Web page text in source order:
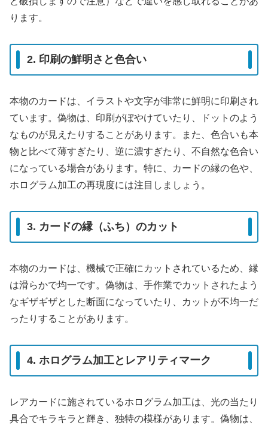
ります。
2. 印刷の鮮明さと色合い
本物のカードは、イラストや文字が非常に鮮明に印刷され
ています。偽物は、印刷がぼやけていたり、ドットのよう
なものが見えたりすることがあります。また、色合いも本
物と比べて薄すぎたり、逆に濃すぎたり、不自然な色合い
になっている場合があります。特に、カードの縁の色や、
ホログラム加工の再現度には注目しましょう。
3. カードの縁（ふち）のカット
本物のカードは、機械で正確にカットされているため、縁
は滑らかで均一です。偽物は、手作業でカットされたよう
なギザギザとした断面になっていたり、カットが不均一だ
ったりすることがあります。
4. ホログラム加工とレアリティマーク
レアカードに施されているホログラム加工は、光の当たり
具合でキラキラと輝き、独特の模様があります。偽物は、